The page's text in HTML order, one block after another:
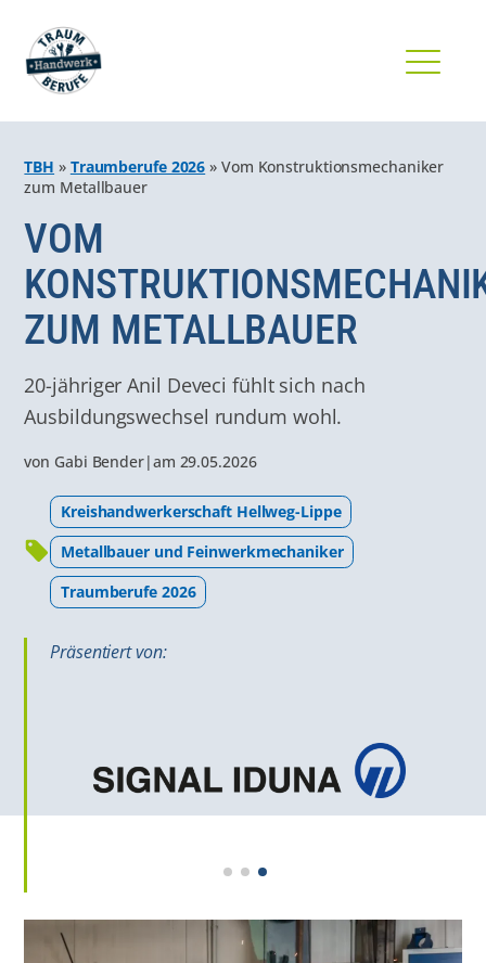
TBH » Traumberufe 2026 » Vom Konstruktionsmechaniker
zum Metallbauer
VOM
ZUM METALLBAUER
20-jähriger Anil Deveci fühlt sich nach
Ausbildungswechsel rundum wohl.
von Gabi Bender|am 29.05.2026
Kreis­hand­werker­schaft Hellweg-Lippe
Metallbauer und Feinwerkmechaniker
Traumberufe 2026
Präsentiert von: